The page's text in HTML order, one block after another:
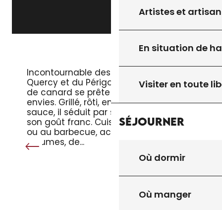
Artistes et
En situation de
Visiter en toute
Séjourner
Où dormir
Où manger
Incontournable des tables du
Quercy et du Périgord, le magret
de canard se prête à toutes les
envies. Grillé, rôti, en salade ou en
sauce, il séduit par sa tendreté et
son goût franc. Cuisiné à la poêle
ou au barbecue, accompagné de
légumes, de...